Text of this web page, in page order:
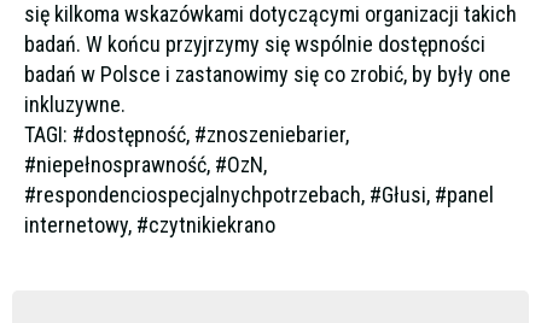
się kilkoma wskazówkami dotyczącymi organizacji takich
badań. W końcu przyjrzymy się wspólnie dostępności
badań w Polsce i zastanowimy się co zrobić, by były one
inkluzywne.
TAGI: #dostępność, #znoszeniebarier,
#niepełnosprawność, #OzN,
#respondenciospecjalnychpotrzebach, #Głusi, #panel
internetowy, #czytnikiekrano